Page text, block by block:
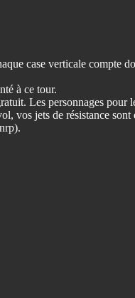
case verticale compte
à ce tour.
Les personnages pour
vos jets de résistance